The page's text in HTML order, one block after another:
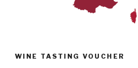
WINE TASTING VOUCHER